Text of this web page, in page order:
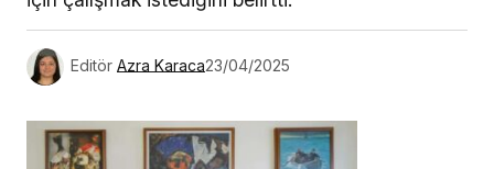
Editör Azra Karaca23/04/2025